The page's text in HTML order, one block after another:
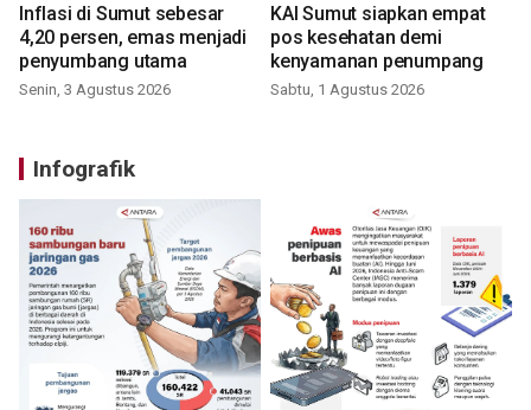
Inflasi di Sumut sebesar
4,20 persen, emas menjadi
penyumbang utama
Senin, 3 Agustus 2026
KAI Sumut siapkan empat
pos kesehatan demi
kenyamanan penumpang
Sabtu, 1 Agustus 2026
Infografik